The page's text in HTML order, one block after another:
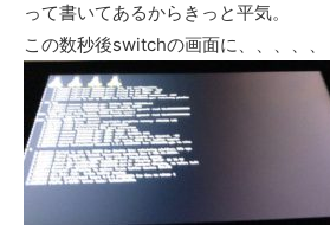
って書いてあるからきっと平気。
この数秒後switchの画面に、、、、、